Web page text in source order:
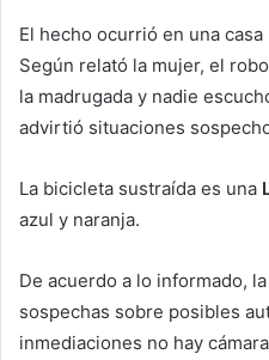
El hecho ocurrió en una
Según relató la mujer, el
la madrugada y nadie
advirtió situaciones
La bicicleta sustraída es una
azul y naranja.
De acuerdo a lo informado,
sospechas sobre posibles
inmediaciones no hay